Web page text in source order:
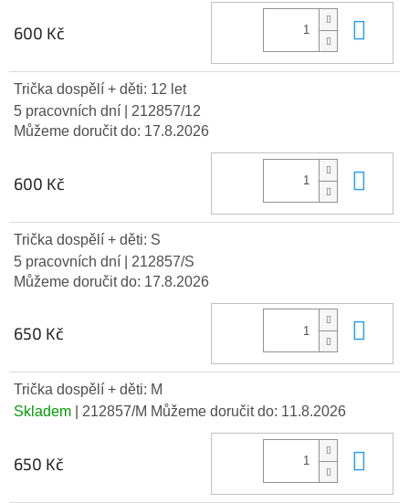
600 Kč
Trička dospělí + děti: 12 let
5 pracovních dní
| 212857/12
Můžeme doručit do: 17.8.2026
600 Kč
Trička dospělí + děti: S
5 pracovních dní
| 212857/S
Můžeme doručit do: 17.8.2026
650 Kč
Trička dospělí + děti: M
Skladem
| 212857/M Můžeme doručit do: 11.8.2026
650 Kč